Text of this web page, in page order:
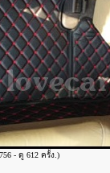
- ดู 612 ครั้ง.)